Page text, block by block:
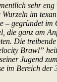
sehr
im
– gegründet im
die ganz am
Die
Brawl”
Jugend
im Bereich der